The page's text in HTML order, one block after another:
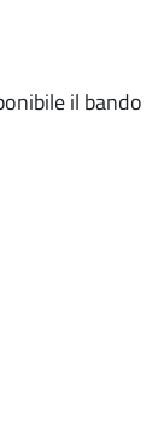
il bando